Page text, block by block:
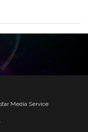
Media Service